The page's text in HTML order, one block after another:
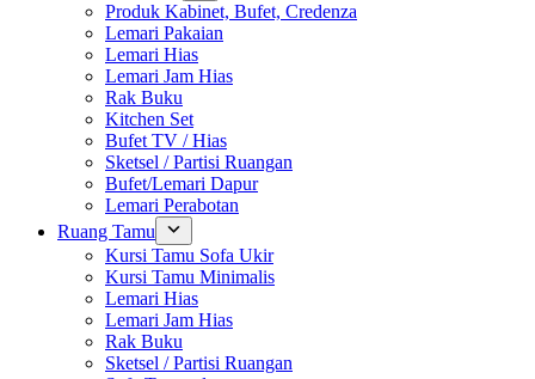
Produk Kabinet, Bufet, Credenza
Lemari Pakaian
Lemari Hias
Lemari Jam Hias
Rak Buku
Kitchen Set
Bufet TV / Hias
Sketsel / Partisi Ruangan
Bufet/Lemari Dapur
Lemari Perabotan
Ruang Tamu
Kursi Tamu Sofa Ukir
Kursi Tamu Minimalis
Lemari Hias
Lemari Jam Hias
Rak Buku
Sketsel / Partisi Ruangan